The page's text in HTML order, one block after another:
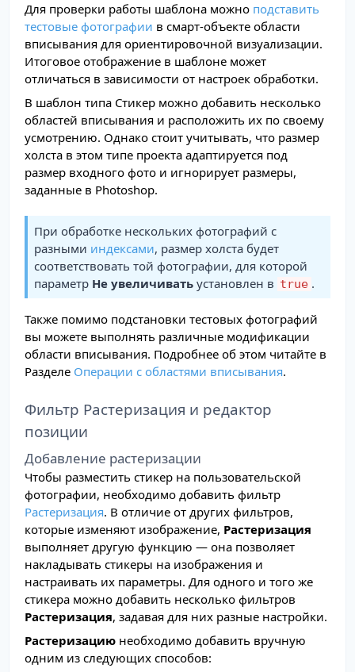
Для проверки работы шаблона можно подставить
тестовые фотографии в смарт-объекте области
вписывания для ориентировочной визуализации.
Итоговое отображение в шаблоне может
отличаться в зависимости от настроек обработки.
В шаблон типа Стикер можно добавить несколько
областей вписывания и расположить их по своему
усмотрению. Однако стоит учитывать, что размер
холста в этом типе проекта адаптируется под
размер входного фото и игнорирует размеры,
заданные в Photoshop.
При обработке нескольких фотографий с
разными индексами, размер холста будет
соответствовать той фотографии, для которой
параметр Не увеличиватьустановлен в true .
Также помимо подстановки тестовых фотографий
вы можете выполнять различные модификации
области вписывания. Подробнее об этом читайте в
Разделе Операции с областями вписывания.
Фильтр Растеризация и редактор
позиции
Добавление растеризации
Чтобы разместить стикер на пользовательской
фотографии, необходимо добавить фильтр
Растеризация. В отличие от других фильтров,
которые изменяют изображение, Растеризация
выполняет другую функцию — она позволяет
накладывать стикеры на изображения и
настраивать их параметры. Для одного и того же
стикера можно добавить несколько фильтров
Растеризация, задавая для них разные настройки.
Растеризацию необходимо добавить вручную
одним из следующих способов: